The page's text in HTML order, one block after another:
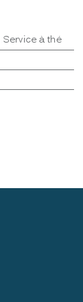
Service à thé